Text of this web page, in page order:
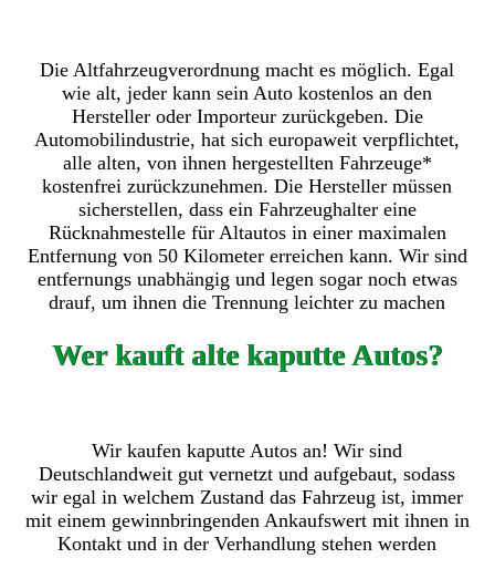
Die Altfahrzeugverordnung macht es möglich. Egal
wie alt, jeder kann sein Auto kostenlos an den
Hersteller oder Importeur zurückgeben. Die
Automobilindustrie, hat sich europaweit verpflichtet,
alle alten, von ihnen hergestellten Fahrzeuge*
kostenfrei zurückzunehmen. Die Hersteller müssen
sicherstellen, dass ein Fahrzeughalter eine
Rücknahmestelle für Altautos in einer maximalen
Entfernung von 50 Kilometer erreichen kann. Wir sind
entfernungs unabhängig und legen sogar noch etwas
drauf, um ihnen die Trennung leichter zu machen
Wer kauft alte kaputte Autos?
Wir kaufen kaputte Autos an! Wir sind
Deutschlandweit gut vernetzt und aufgebaut, sodass
wir egal in welchem Zustand das Fahrzeug ist, immer
mit einem gewinnbringenden Ankaufswert mit ihnen in
Kontakt und in der Verhandlung stehen werden